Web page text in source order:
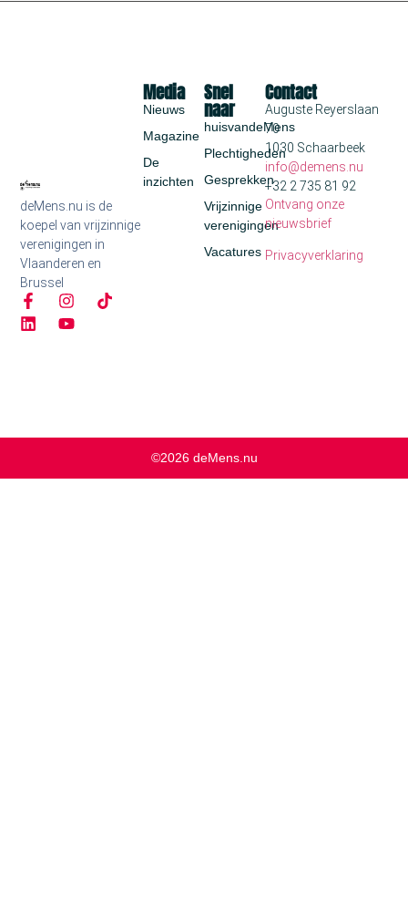
deMens.nu is de
koepel van vrijzinnige
verenigingen in
Vlaanderen en
Brussel
Snel
naar
huisvandeMens
Plechtigheden
Gesprekken
Vrijzinnige
verenigingen
Vacatures
Media
Nieuws
Magazine
De
inzichten
Contact
Auguste Reyerslaan
70
1030 Schaarbeek
info@demens.nu
+32 2 735 81 92
Ontvang onze
nieuwsbrief
Privacyverklaring
©2026 deMens.nu